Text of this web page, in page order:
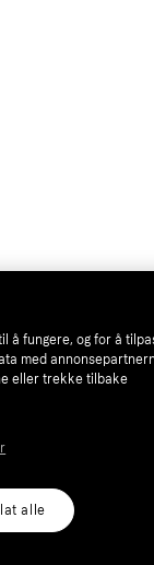
å fungere, og for å
med
eller trekke tilbake
alle